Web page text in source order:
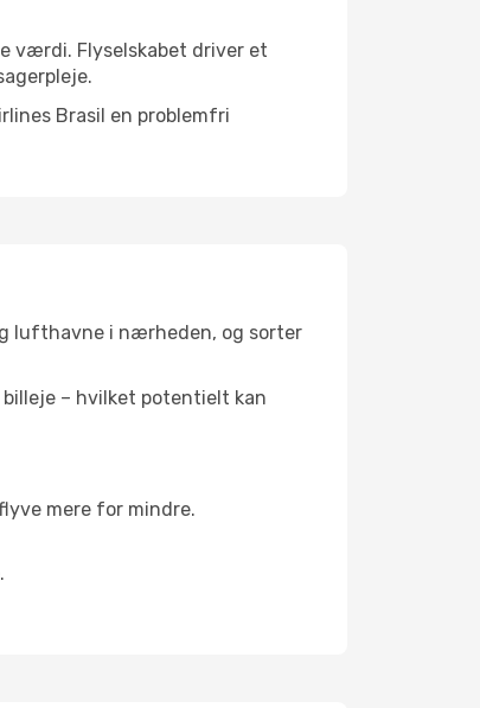
værdi. Flyselskabet driver et
Brasil en problemfri
lufthavne i nærheden, og sorter
billeje – hvilket potentielt kan
mere for mindre.